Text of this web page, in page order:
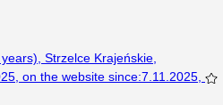
Strzelce Krajeńskie,
on the website since:7.11.2025